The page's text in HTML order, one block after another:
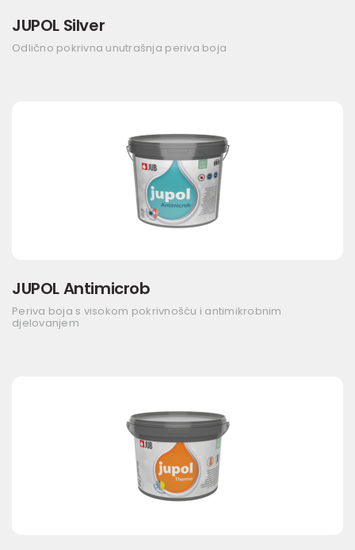
JUPOL Silver
Odlično pokrivna unutrašnja periva boja
JUPOL Antimicrob
Periva boja s visokom pokrivnošću i antimikrobnim
djelovanjem